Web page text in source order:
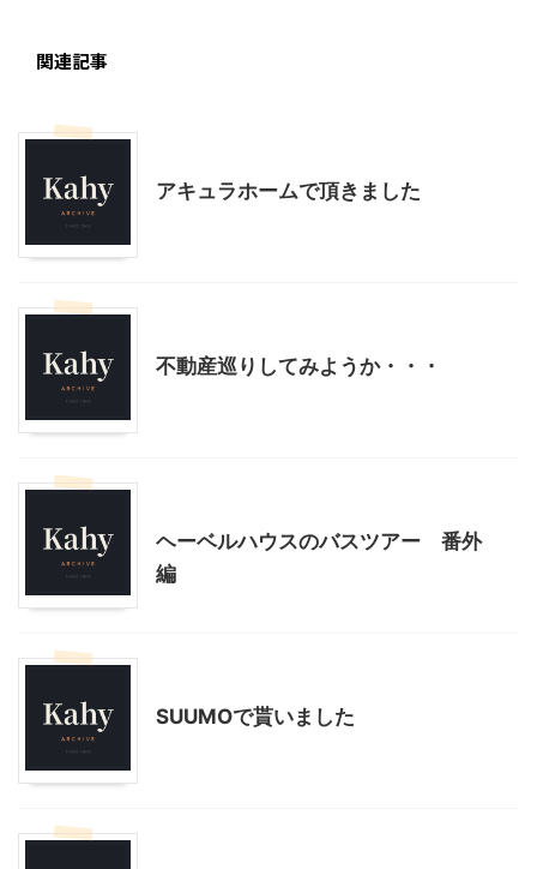
関連記事
アキュラホームで頂きました
不動産巡りしてみようか・・・
ヘーベルハウスのバスツアー 番外
編
SUUMOで貰いました